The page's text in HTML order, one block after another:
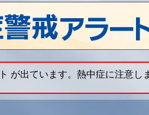
が出ています。熱中症に注意し